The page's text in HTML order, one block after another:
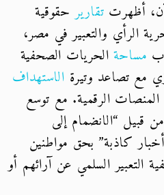
تقارير حقوقية
الرأي والتعبير في مصر،
مساحةالحريات الصحفية
مع تصاعد وتيرة الاستهداف
الرقمية. مع توسع
من قبيل “الانضمام إلى
كاذبة” بحق مواطنين
التعبير السلمي عن آرائهم أو